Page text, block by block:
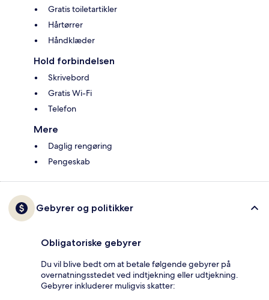
Gratis toiletartikler
Hårtørrer
Håndklæder
Hold forbindelsen
Skrivebord
Gratis Wi-Fi
Telefon
Mere
Daglig rengøring
Pengeskab
Gebyrer og politikker
Obligatoriske gebyrer
Du vil blive bedt om at betale følgende gebyrer på
overnatningsstedet ved indtjekning eller udtjekning.
Gebyrer inkluderer muligvis skatter: